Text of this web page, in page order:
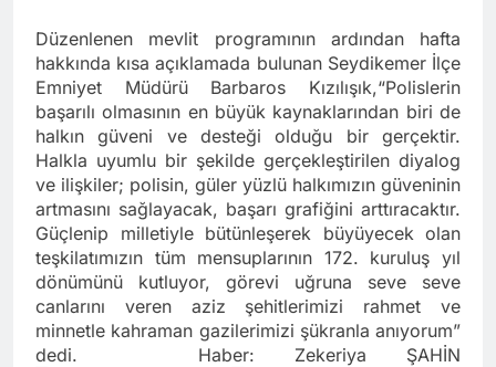
Düzenlenen mevlit programının ardından hafta
hakkında kısa açıklamada bulunan Seydikemer İlçe
Emniyet Müdürü Barbaros Kızılışık,“Polislerin
başarılı olmasının en büyük kaynaklarından biri de
halkın güveni ve desteği olduğu bir gerçektir.
Halkla uyumlu bir şekilde gerçekleştirilen diyalog
ve ilişkiler; polisin, güler yüzlü halkımızın güveninin
artmasını sağlayacak, başarı grafiğini arttıracaktır.
Güçlenip milletiyle bütünleşerek büyüyecek olan
teşkilatımızın tüm mensuplarının 172. kuruluş yıl
dönümünü kutluyor, görevi uğruna seve seve
canlarını veren aziz şehitlerimizi rahmet ve
minnetle kahraman gazilerimizi şükranla anıyorum”
dedi. Haber: Zekeriya ŞAHİN